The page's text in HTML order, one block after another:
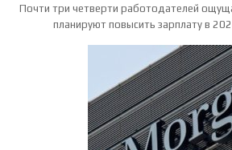
Почти три четверти работодателей
планируют повысить зарплату в